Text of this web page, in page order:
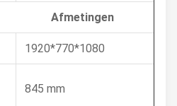
Afmetingen
1920*770*1080
845 mm